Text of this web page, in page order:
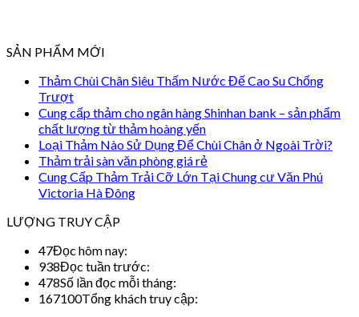
SẢN PHẨM MỚI
Thảm Chùi Chân Siêu Thấm Nước Đế Cao Su Chống
Trượt
Cung cấp thảm cho ngân hàng Shinhan bank – sản phẩm
chất lượng từ thảm hoàng yến
Loại Thảm Nào Sử Dụng Để Chùi Chân ở Ngoài Trời?
Thảm trải sàn văn phòng giá rẻ
Cung Cấp Thảm Trải Cỡ Lớn Tại Chung cư Văn Phú
Victoria Hà Đông
LƯỢNG TRUY CẬP
47Đọc hôm nay:
938Đọc tuần trước:
478Số lần đọc mỗi tháng:
167100Tổng khách truy cập: